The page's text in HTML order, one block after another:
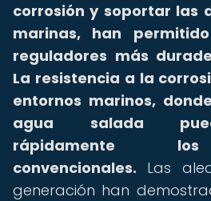
corrosión y soportar las
marinas, han
reguladores más
La resistencia a la
entornos marinos,
agua salada
rápidamente
convencionales. Las
generación han